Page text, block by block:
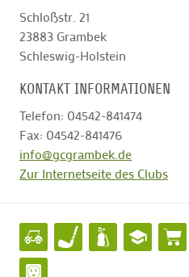
Schloßstr. 21
23883 Grambek
Schleswig-Holstein
KONTAKT INFORMATIONEN
Telefon: 04542-841474
Fax: 04542-841476
info@gcgrambek.de
Zur Internetseite des Clubs